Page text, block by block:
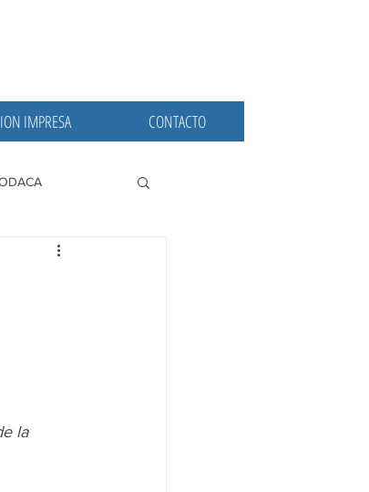
IMPRESA CONTACTO
la